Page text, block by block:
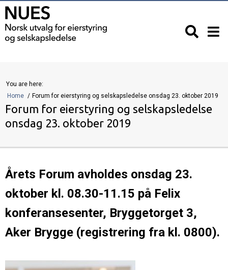
You are here:
Home
Forum for eierstyring og selskapsledelse onsdag 23. oktober 2019
Forum for eierstyring og selskapsledelse
onsdag 23. oktober 2019
Årets Forum avholdes onsdag 23.
oktober kl. 08.30-11.15 på Felix
konferansesenter, Bryggetorget 3,
Aker Brygge (registrering fra kl. 0800).